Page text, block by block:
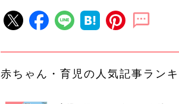
赤ちゃん・育児の人気記事ラン